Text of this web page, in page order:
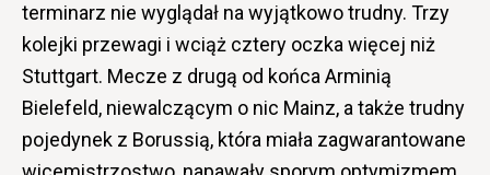
terminarz nie wyglądał na wyjątkowo trudny. Trzy
kolejki przewagi i wciąż cztery oczka więcej niż
Stuttgart. Mecze z drugą od końca Arminią
Bielefeld, niewalczącym o nic Mainz, a także trudny
pojedynek z Borussią, która miała zagwarantowane